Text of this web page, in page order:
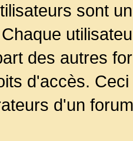
sont
des autres
d'accès.
d'un